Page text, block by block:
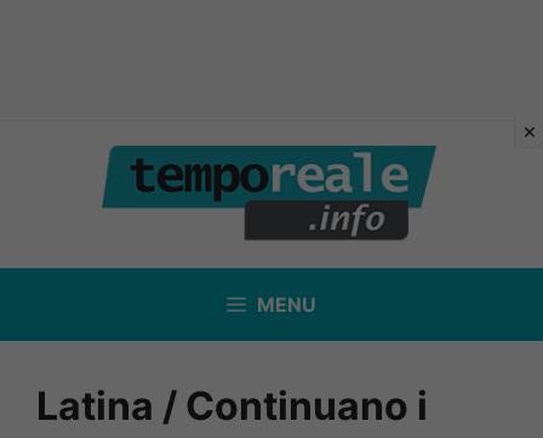
contenuto
MENU
Latina / Continuano i